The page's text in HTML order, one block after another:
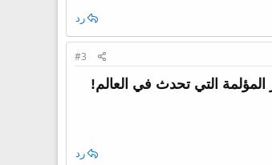
رد
#3
التي تحدث في العالم!
رد